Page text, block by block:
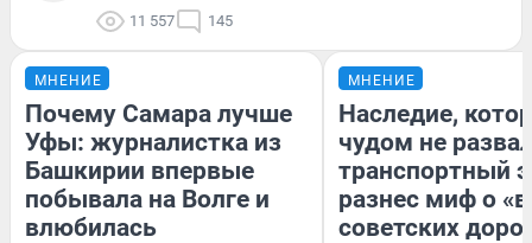
11 557 145
МНЕНИЕ
Почему Самара лучше
Уфы: журналистка из
Башкирии впервые
побывала на Волге и
влюбилась
МНЕНИЕ
Наследие,
чудом не
транспортный
разнес миф о
советских